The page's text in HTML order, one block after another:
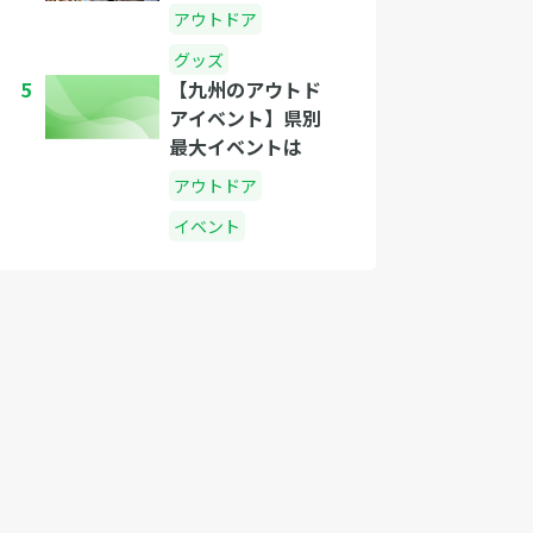
アウトドア
グッズ
5
【九州のアウトド
アイベント】県別
最大イベントは
アウトドア
イベント